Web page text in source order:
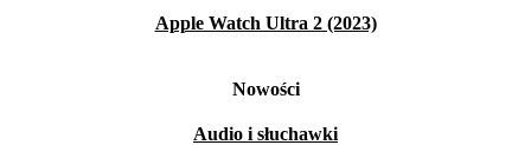
Apple Watch Ultra 2 (2023)
Nowości
Audio i słuchawki